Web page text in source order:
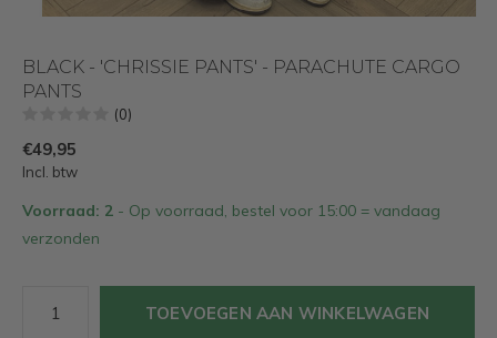
BLACK - 'CHRISSIE PANTS' - PARACHUTE CARGO
PANTS
(0)
€49,95
Incl. btw
Voorraad: 2 - Op voorraad, bestel voor 15:00 = vandaag
verzonden
TOEVOEGEN AAN WINKELWAGEN